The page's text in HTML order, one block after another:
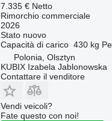
7.335 € Netto
Rimorchio commerciale
2026
Statonuovo
Capacità di carico 430 kg
Polonia, Olsztyn
KUBIX Izabela Jablonowska
Contattare il venditore
Vendi veicoli?
Fate questo con noi!